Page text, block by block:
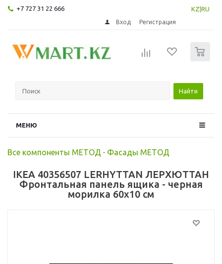
+7 727 31 22 666 KZ RU
Вход Регистрация
Найти
МЕНЮ
Все компоненты МЕТОД - Фасады МЕТОД
IKEA 40356507 LERHYTTAN ЛЕРХЮТТАН
Фронтальная панель ящика - черная
морилка 60x10 см